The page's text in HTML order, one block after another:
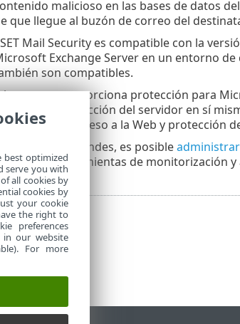
malicioso en las bases de datos
que llegue al buzón de correo del
Mail Security es compatible con la
Exchange Server en un entorno
son compatibles.
la vez que proporciona protección para
asegurar la protección del servidor en sí
de acceso a la Web y protección
En redes más grandes, es posible
con herramientas de monitorización
best optimized
serve you with
all cookies by
cookies by
your cookie
the right to
preferences
in our website
For more